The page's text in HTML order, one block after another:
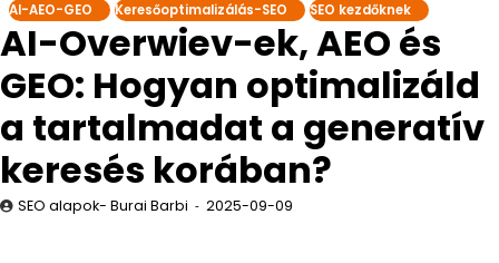
AI-AEO-GEO Keresőoptimalizálás-SEO SEO kezdőknek
AI-Overwiev-ek, AEO és
GEO: Hogyan optimalizáld
a tartalmadat a generatív
keresés korában?
SEO alapok- Burai Barbi 2025-09-09